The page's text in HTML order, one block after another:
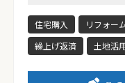
住宅購入 リフォー
繰上げ返済
土地活